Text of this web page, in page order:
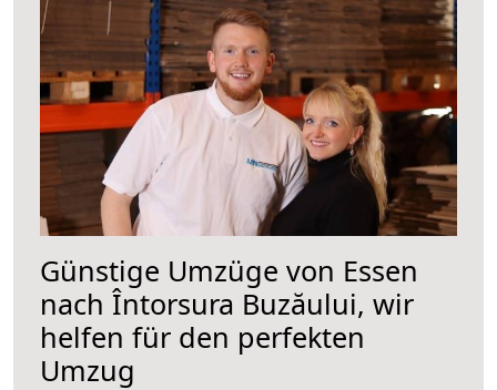
Günstige Umzüge von Essen
nach Întorsura Buzăului, wir
helfen für den perfekten
Umzug